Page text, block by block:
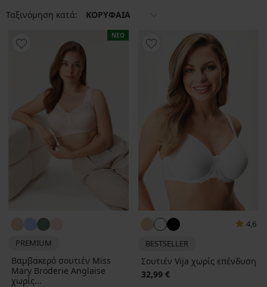
Ταξινόμηση κατά: ΚΟΡΥΦΑΙΑ
ΝΕΟ
PREMIUM
Βαμβακερό σουτιέν Miss
Mary Broderie Anglaise
χωρίς...
4,6
BESTSELLER
Σουτιέν Vija χωρίς επένδυση
32,99 €